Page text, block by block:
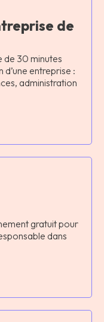
de
de 30 minutes
entreprise :
administration
gratuit pour
dans